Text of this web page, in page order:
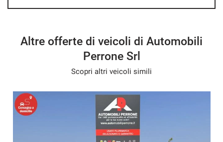
Altre offerte di veicoli di Automobili
Perrone Srl
Scopri altri veicoli simili